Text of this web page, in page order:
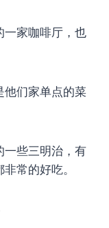
一家咖啡厅，也
他们家单点的菜
一些三明治，有
常的好吃。